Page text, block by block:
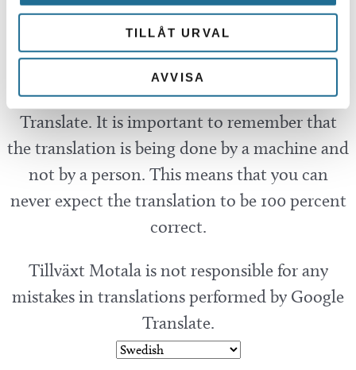
TILLÅT URVAL
AVVISA
Translate
You can translate this website with Google
Translate. It is important to remember that
the translation is being done by a machine and
not by a person. This means that you can
never expect the translation to be 100 percent
correct.
Tillväxt Motala is not responsible for any
mistakes in translations performed by Google
Translate.